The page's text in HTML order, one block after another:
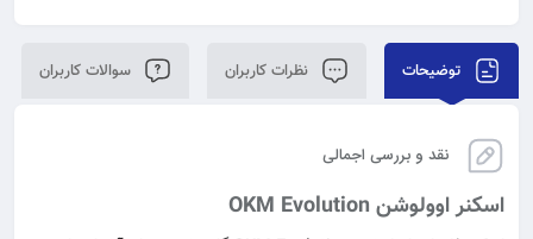
توضیحات نظرات کاربران سوالات کاربران
نقد و بررسی اجمالی
اسکنر اوولوشن OKM Evolution